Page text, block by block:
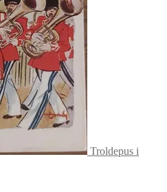
Troldepus i